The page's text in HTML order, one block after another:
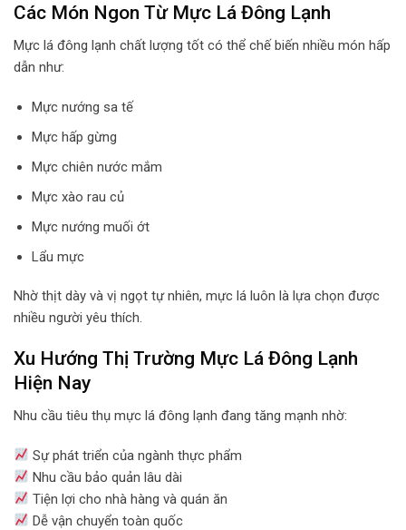
Các Món Ngon Từ Mực Lá Đông Lạnh
Mực lá đông lạnh chất lượng tốt có thể chế biến nhiều món hấp
dẫn như:
Mực nướng sa tế
Mực hấp gừng
Mực chiên nước mắm
Mực xào rau củ
Mực nướng muối ớt
Lẩu mực
Nhờ thịt dày và vị ngọt tự nhiên, mực lá luôn là lựa chọn được
nhiều người yêu thích.
Xu Hướng Thị Trường Mực Lá Đông Lạnh
Hiện Nay
Nhu cầu tiêu thụ mực lá đông lạnh đang tăng mạnh nhờ:
Sự phát triển của ngành thực phẩm
Nhu cầu bảo quản lâu dài
Tiện lợi cho nhà hàng và quán ăn
Dễ vận chuyển toàn quốc